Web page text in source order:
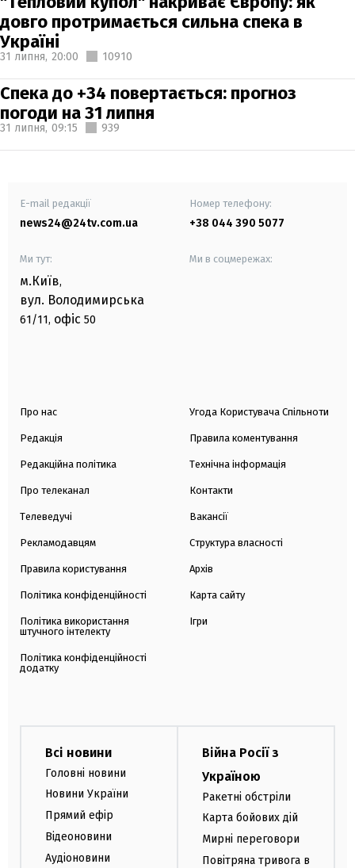
довго протримається сильна спека в
Україні
31 липня, 20:00 10910
Спека до +34 повертається: прогноз
погоди на 31 липня
31 липня, 09:15 939
E-mail редакції
news24@24tv.com.ua
Номер телефону:
+38 044 390 5077
Ми тут:
м.Київ,
вул. Володимирська
61/11, офіс 50
Ми в соцмережах:
Про нас
Редакція
Редакційна політика
Про телеканал
Телеведучі
Рекламодавцям
Правила користування
Політика конфіденційності
Політика використання
штучного інтелекту
Політика конфіденційності
додатку
Угода Користувача Спільноти
Правила коментування
Технічна інформація
Контакти
Вакансії
Структура власності
Архів
Карта сайту
Ігри
Всі новини
Головні новини
Новини України
Прямий ефір
Відеоновини
Аудіоновини
Війна Росії з
Україною
Ракетні обстріли
Карта бойових дій
Мирні переговори
Повітряна тривога в